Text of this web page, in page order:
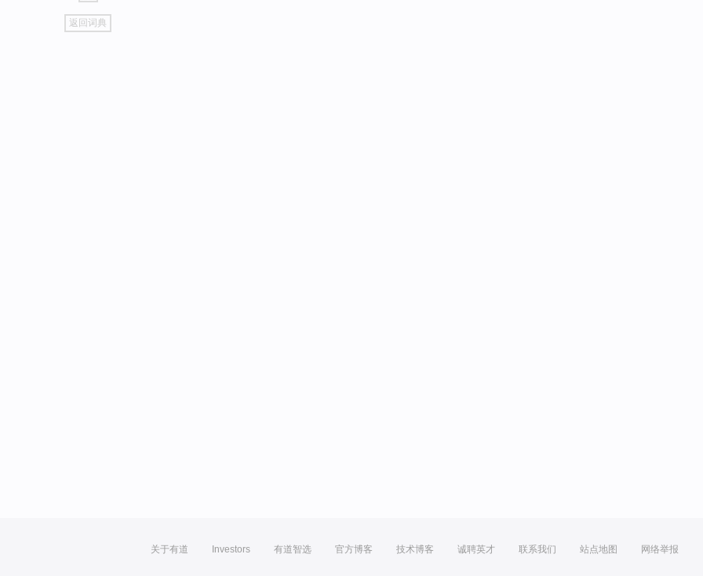
go
top
返回词典
关于有道 Investors 有道智选 官方博客 技术博客 诚聘英才 联系我们 站点地图 网络举报